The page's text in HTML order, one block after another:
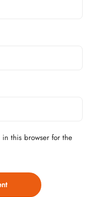
this browser for the